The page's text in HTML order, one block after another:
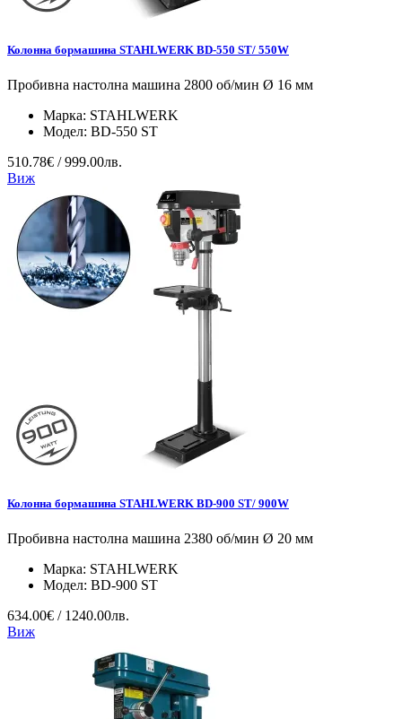
Колонна бормашина STAHLWERK BD-550 ST/ 550W
Пробивна настолна машина 2800 об/мин Ø 16 мм
Марка: STAHLWERK
Модел: BD-550 ST
510.78€ / 999.00лв.
Виж
Колонна бормашина STAHLWERK BD-900 ST/ 900W
Пробивна настолна машина 2380 об/мин Ø 20 мм
Марка: STAHLWERK
Модел: BD-900 ST
634.00€ / 1240.00лв.
Виж